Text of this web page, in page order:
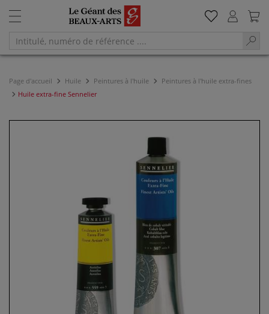
Page d'accueil Huile Peintures à l'huile
Peintures à l'huile extra-fines
Huile extra-fine Sennelier